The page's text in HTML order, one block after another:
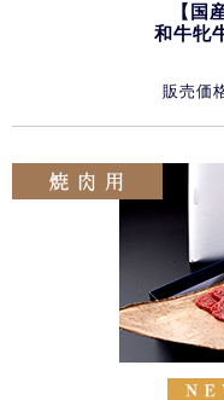
【国
和牛牝
販売価